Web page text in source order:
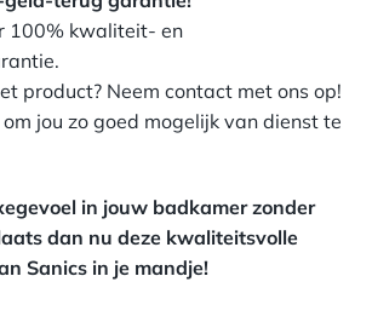
100% kwaliteit- en
product? Neem contact met ons op!
jou zo goed mogelijk van dienst te
in jouw badkamer zonder
dan nu deze kwaliteitsvolle
Sanics in je mandje!